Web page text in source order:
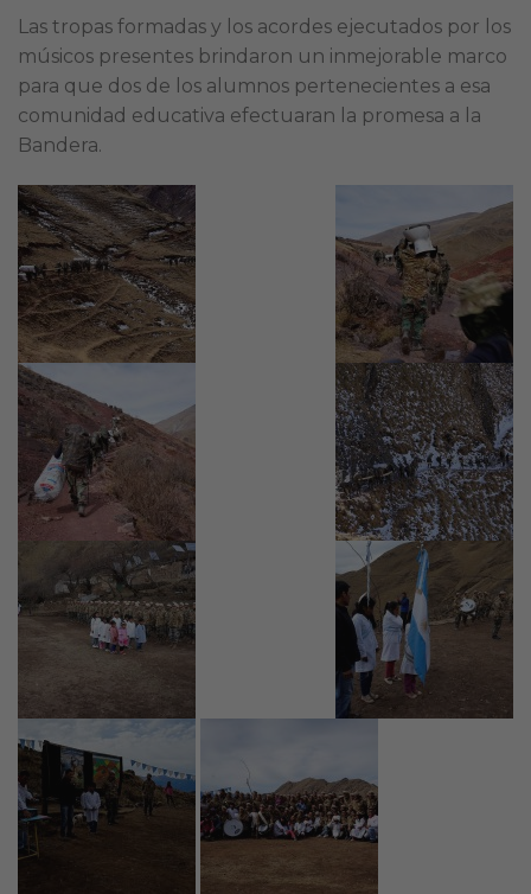
Las tropas formadas y los acordes ejecutados por los
músicos presentes brindaron un inmejorable marco
para que dos de los alumnos pertenecientes a esa
comunidad educativa efectuaran la promesa a la
Bandera.